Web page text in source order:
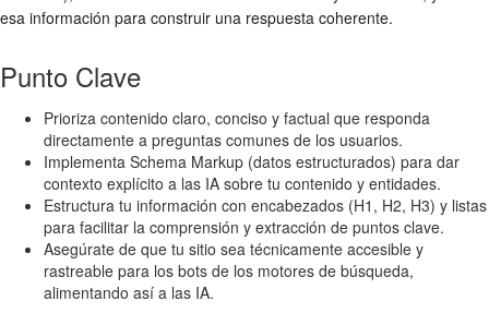
esa información para construir una respuesta coherente.
Punto Clave
Prioriza contenido claro, conciso y factual que responda
directamente a preguntas comunes de los usuarios.
Implementa Schema Markup (datos estructurados) para dar
contexto explícito a las IA sobre tu contenido y entidades.
Estructura tu información con encabezados (H1, H2, H3) y listas
para facilitar la comprensión y extracción de puntos clave.
Asegúrate de que tu sitio sea técnicamente accesible y
rastreable para los bots de los motores de búsqueda,
alimentando así a las IA.